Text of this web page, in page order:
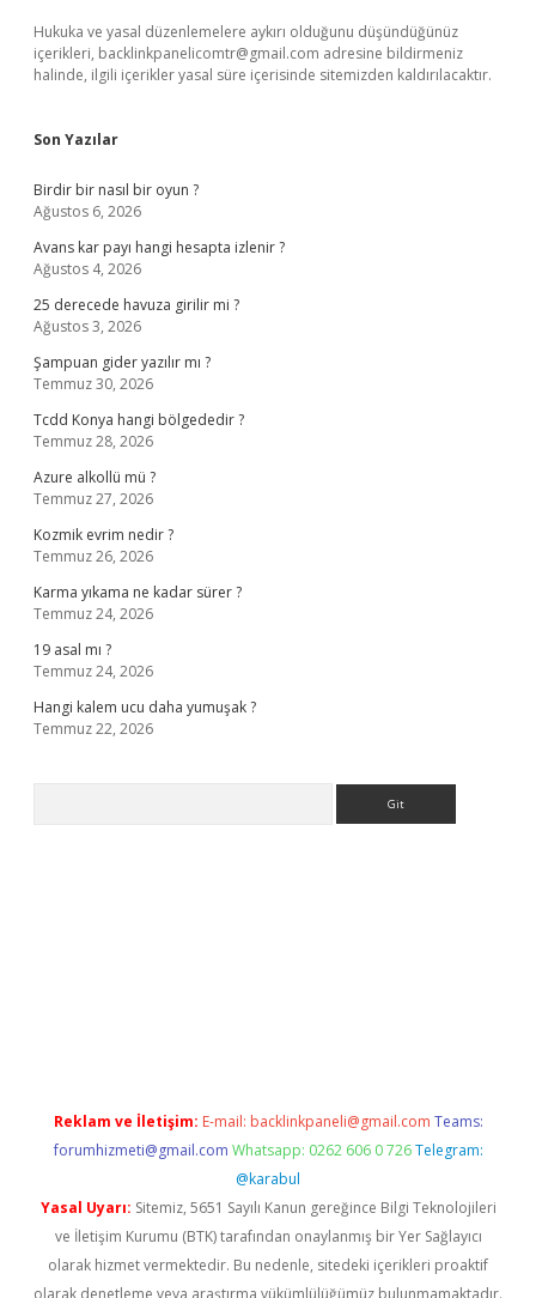
Hukuka ve yasal düzenlemelere aykırı olduğunu düşündüğünüz
içerikleri, backlinkpanelicomtr@gmail.com adresine bildirmeniz
halinde, ilgili içerikler yasal süre içerisinde sitemizden kaldırılacaktır.
Son Yazılar
Birdir bir nasıl bir oyun ?
Ağustos 6, 2026
Avans kar payı hangi hesapta izlenir ?
Ağustos 4, 2026
25 derecede havuza girilir mi ?
Ağustos 3, 2026
Şampuan gider yazılır mı ?
Temmuz 30, 2026
Tcdd Konya hangi bölgededir ?
Temmuz 28, 2026
Azure alkollü mü ?
Temmuz 27, 2026
Kozmik evrim nedir ?
Temmuz 26, 2026
Karma yıkama ne kadar sürer ?
Temmuz 24, 2026
19 asal mı ?
Temmuz 24, 2026
Hangi kalem ucu daha yumuşak ?
Temmuz 22, 2026
Reklam ve İletişim: E-mail: backlinkpaneli@gmail.com Teams:
forumhizmeti@gmail.com Whatsapp: 0262 606 0 726 Telegram:
@karabul
Yasal Uyarı: Sitemiz, 5651 Sayılı Kanun gereğince Bilgi Teknolojileri
ve İletişim Kurumu (BTK) tarafından onaylanmış bir Yer Sağlayıcı
olarak hizmet vermektedir. Bu nedenle, sitedeki içerikleri proaktif
olarak denetleme veya araştırma yükümlülüğümüz bulunmamaktadır.